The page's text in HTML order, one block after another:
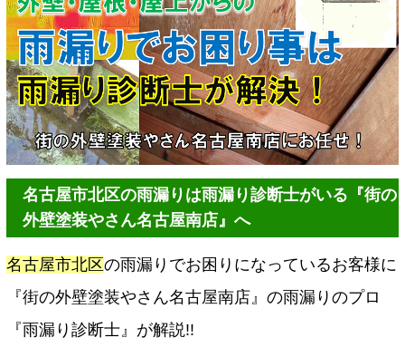
名古屋市北区の雨漏りは雨漏り診断士がいる『街の
外壁塗装やさん名古屋南店』へ
名古屋市北区の雨漏りでお困りになっているお客様に
『街の外壁塗装やさん名古屋南店』の雨漏りのプロ
『雨漏り診断士』が解説!!